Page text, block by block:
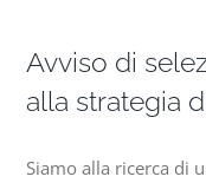
formazione
Avviso di
alla strategia
Siamo alla ricerca di